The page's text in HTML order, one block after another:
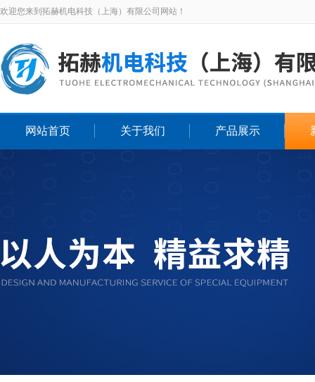
欢迎您来到拓赫机电科技（上海）有限公司网站！
网站首页 关于我们 产品展示